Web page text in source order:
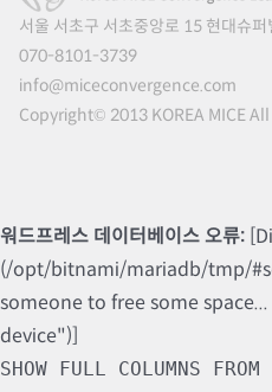
서울 서초구 서초중앙로 15 현대슈
070-8101-3739
info@miceconvergence.com
Copyright© 2013 KOREA MICE
워드프레스 데이터베이스 오류:
(/opt/bitnami/mariadb/tmp/
someone to free some
device")]
SHOW FULL COLUMNS